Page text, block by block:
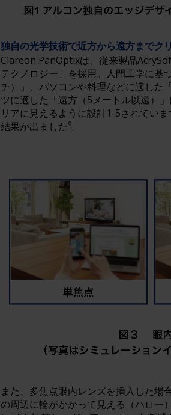
独自の光学技術で近方から遠方までク
Clareon PanOptixは、従来製品
テクノロジー」を採用。人間工学に基
チ）」、パソコンや料理などに適した
ツに適した「遠方（5メートル以遠）
リアに見えるように設計1-5されてい
結果が出ました 9。
また、多焦点眼内レンズを挿入した場
の周辺に輪がかかって見える（ハロー